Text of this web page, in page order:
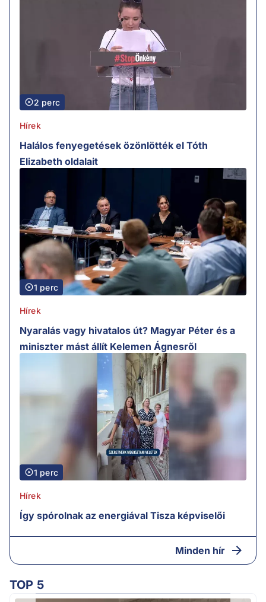
2 perc
Hírek
Halálos fenyegetések özönlötték el Tóth
Elizabeth oldalait
1 perc
Hírek
Nyaralás vagy hivatalos út? Magyar Péter és a
miniszter mást állít Kelemen Ágnesről
1 perc
Hírek
Így spórolnak az energiával Tisza képviselői
Minden hír
TOP 5